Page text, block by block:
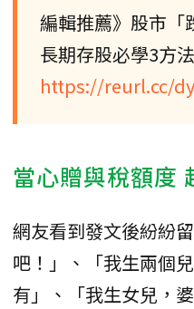
編輯推薦》股市「
長期存股必學3方
https://reurl.cc/
當心贈與稅額度
網友看到發文後紛紛
吧！」、「我生兩個
有」、「我生女兒，